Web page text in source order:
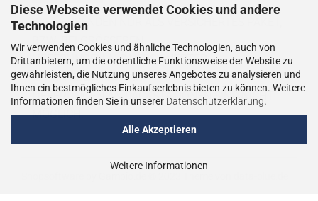
Diese Webseite verwendet Cookies und andere
Technologien
Wir verwenden Cookies und ähnliche Technologien, auch von
Drittanbietern, um die ordentliche Funktionsweise der Website zu
gewährleisten, die Nutzung unseres Angebotes zu analysieren und
Ihnen ein bestmögliches Einkaufserlebnis bieten zu können. Weitere
Informationen finden Sie in unserer Datenschutzerklärung.
Alle Akzeptieren
Weitere Informationen
WIE VERSENDEN NUR ALS VERSICHERTES PAKET,
BZW. BEI GRÖSSEREN
LIEFERUNGEN ALS VERSICHERTER
SPEDITIONSVERSAND.
LIEFERUNGEN AN PACKSTATIONEN SIND NICHT
MÖGLICH.